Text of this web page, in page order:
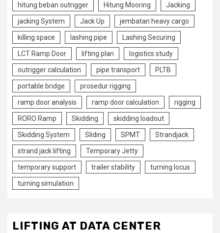
hitung beban outrigger Hitung Mooring Jacking
jacking System Jack Up jembatan heavy cargo
killing space lashing pipe Lashing Securing
LCT Ramp Door lifting plan logistics study
outrigger calculation pipe transport PLTB
portable bridge prosedur rigging
ramp door analysis ramp door calculation rigging
RORO Ramp Skidding skidding loadout
Skidding System Sliding SPMT Strandjack
strand jack lifting Temporary Jetty
temporary support trailer stability turning locus
turning simulation
LIFTING AT DATA CENTER